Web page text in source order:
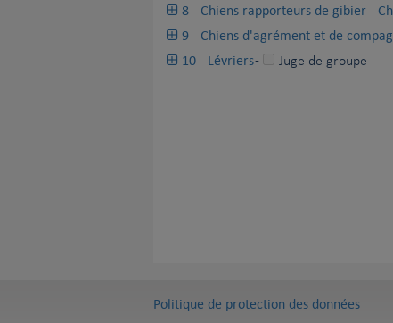
8 - Chiens rapporteurs de gibier -
9 - Chiens d'agrément et de
10 - Lévriers- Juge de groupe
Politique de protection des données